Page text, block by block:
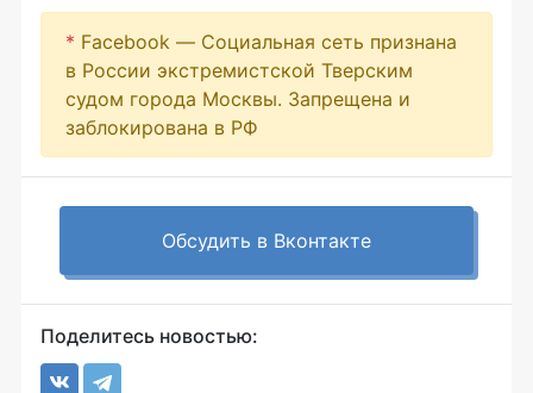
* Facebook — Социальная сеть признана
в России экстремистской Тверским
судом города Москвы. Запрещена и
заблокирована в РФ
Обсудить в Вконтакте
Поделитесь новостью: